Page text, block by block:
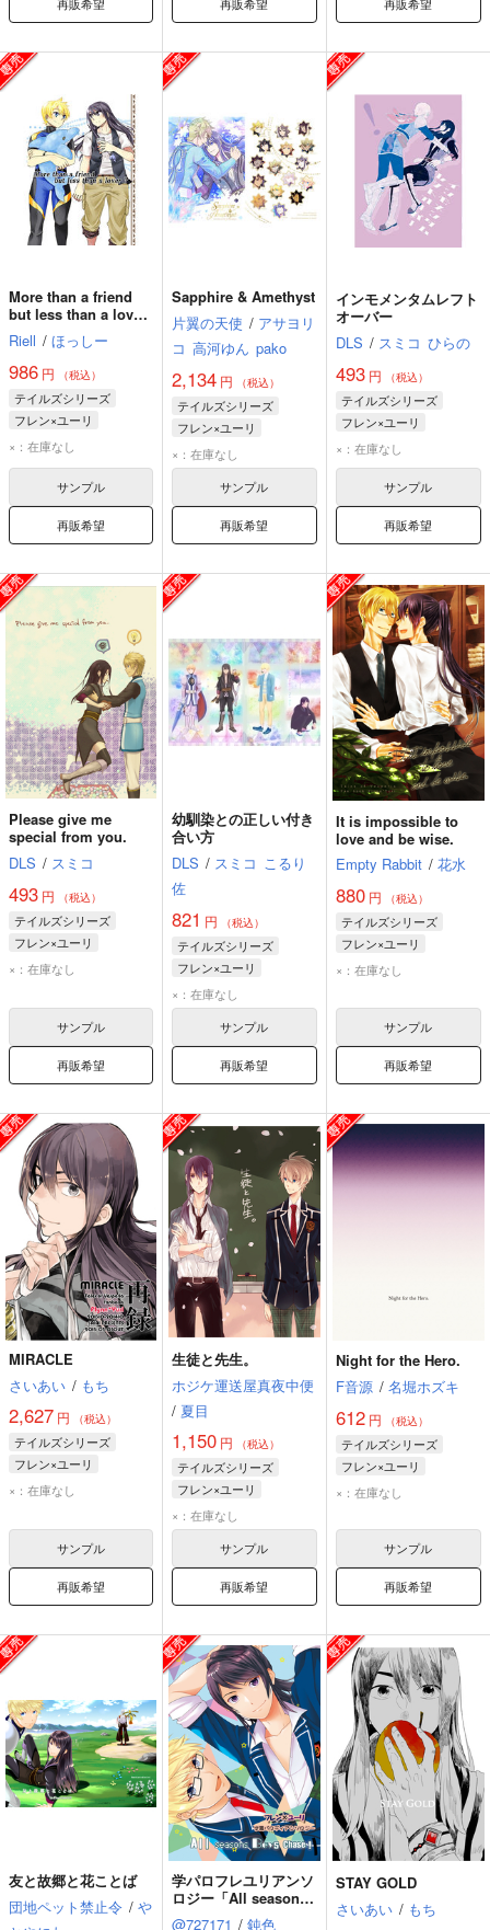
More than a friend
but less than a lover
?
Riell / ほっしー
986 円 （税込）
テイルズシリーズ
フレン×ユーリ
ユーリ・ローウェル
×：在庫なし
サンプル
再販希望
Sapphire & Amethyst
片翼の天使 / アサヨリ
コ 高河ゆん pako
2,134 円 （税込）
テイルズシリーズ
フレン×ユーリ
フレン・シーフォ
ユーリ・ローウェル
×：在庫なし
サンプル
再販希望
インモメンタムレフト
オーバー
DLS / スミコ ひらの
493円 （税込）
テイルズシリーズ
フレン×ユーリ
ユーリ・ローウェル
フレン・シーフォ
×：在庫なし
サンプル
再販希望
Please give me
special from you.
DLS / スミコ
493 円 （税込）
テイルズシリーズ
フレン×ユーリ
フレン・シーフォ
×：在庫なし
サンプル
再販希望
幼馴染との正しい付き
合い方
DLS / スミコ こるり
佐
821 円 （税込）
テイルズシリーズ
フレン×ユーリ
ユーリ・ローウェル
フレン・シーフォ
×：在庫なし
サンプル
再販希望
It is impossible to
love and be wise.
Empty Rabbit / 花水
880円 （税込）
テイルズシリーズ
フレン×ユーリ
ユーリ・ローウェル
×：在庫なし
サンプル
再販希望
MIRACLE
さいあい / もち
2,627 円 （税込）
テイルズシリーズ
フレン×ユーリ
ユーリ・ローウェル
×：在庫なし
サンプル
再販希望
生徒と先生。
ホジケ運送屋真夜中便
/ 夏目
1,150 円 （税込）
テイルズシリーズ
フレン×ユーリ
フレン・シーフォ
ユーリ・ローウェル
×：在庫なし
サンプル
再販希望
Night for the Hero.
F音源 / 名堀ホズキ
612円 （税込）
テイルズシリーズ
フレン×ユーリ
ユーリ・ローウェル
×：在庫なし
サンプル
再販希望
友と故郷と花ことば
団地ペット禁止令 / や
学パロフレユリアンソ
ロジー「All seasons
Boys Chase！」
@727171 / 鈍色
STAY GOLD
さいあい / もち